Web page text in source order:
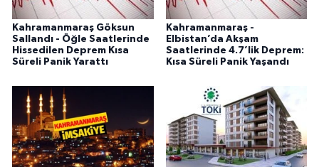
Kahramanmaraş Göksun
Sallandı - Öğle Saatlerinde
Hissedilen Deprem Kısa
Süreli Panik Yarattı
Kahramanmaraş -
Elbistan’da Akşam
Saatlerinde 4.7’lik Deprem:
Kısa Süreli Panik Yaşandı